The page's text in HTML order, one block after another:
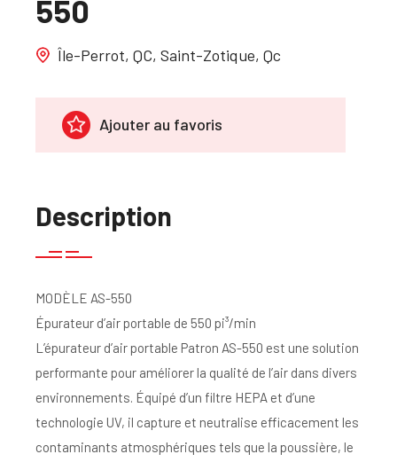
550
Île-Perrot, QC, Saint-Zotique, Qc
Ajouter au favoris
Description
MODÈLE AS-550
Épurateur d’air portable de 550 pi³/min
L’épurateur d’air portable Patron AS-550 est une solution
performante pour améliorer la qualité de l’air dans divers
environnements. Équipé d’un filtre HEPA et d’une
technologie UV, il capture et neutralise efficacement les
contaminants atmosphériques tels que la poussière, le